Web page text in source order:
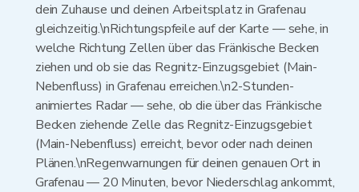
dein Zuhause und deinen Arbeitsplatz in Grafenau
gleichzeitig.\nRichtungspfeile auf der Karte — sehe, in
welche Richtung Zellen über das Fränkische Becken
ziehen und ob sie das Regnitz-Einzugsgebiet (Main-
Nebenfluss) in Grafenau erreichen.\n2-Stunden-
animiertes Radar — sehe, ob die über das Fränkische
Becken ziehende Zelle das Regnitz-Einzugsgebiet
(Main-Nebenfluss) erreicht, bevor oder nach deinen
Plänen.\nRegenwarnungen für deinen genauen Ort in
Grafenau — 20 Minuten, bevor Niederschlag ankommt,